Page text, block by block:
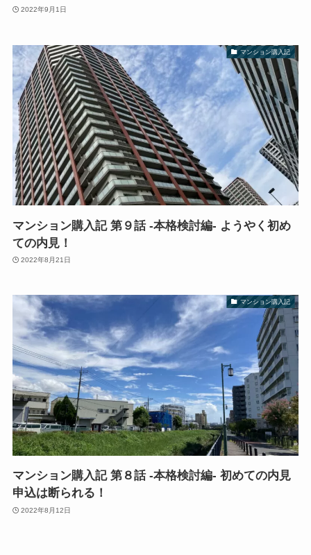
2022年9月1日
マンション購入記
マンション購入記 第９話 -本格検討編- ようやく初め
ての内見！
2022年8月21日
マンション購入記
マンション購入記 第８話 -本格検討編- 初めての内見
申込は断られる！
2022年8月12日